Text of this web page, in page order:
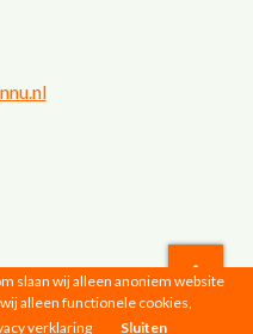
|Privacyverklaring
slaan wij alleen anoniem website
alleen functionele cookies,
verklaring Sluiten